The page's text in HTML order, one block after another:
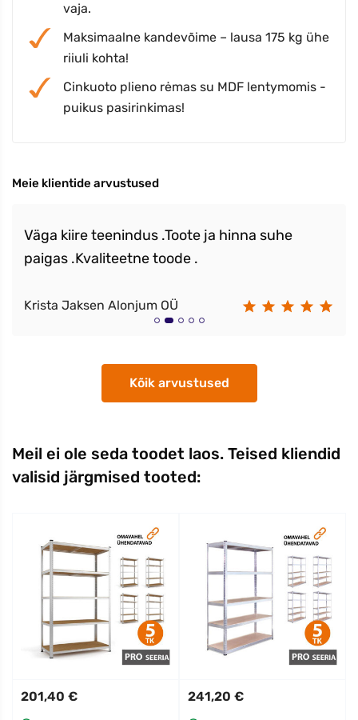
vaja.
Maksimaalne kandevõime – lausa 175 kg ühe
riiuli kohta!
Cinkuoto plieno rėmas su MDF lentymomis -
puikus pasirinkimas!
Meie klientide arvustused
Väga kiire teenindus .Toote ja hinna suhe
paigas .Kvaliteetne toode .
Krista Jaksen Alonjum OÜ
Kõik arvustused
Meil ei ole seda toodet laos. Teised kliendid
valisid järgmised tooted:
201,40 € 241,20 €